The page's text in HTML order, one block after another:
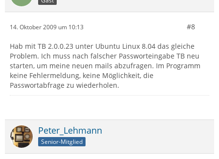
14. Oktober 2009 um 10:13 #8
Hab mit TB 2.0.0.23 unter Ubuntu Linux 8.04 das gleiche
Problem. Ich muss nach falscher Passworteingabe TB neu
starten, um meine neuen mails abzufragen. Im Programm
keine Fehlermeldung, keine Möglichkeit, die
Passwortabfrage zu wiederholen.
Peter_Lehmann
Senior-Mitglied